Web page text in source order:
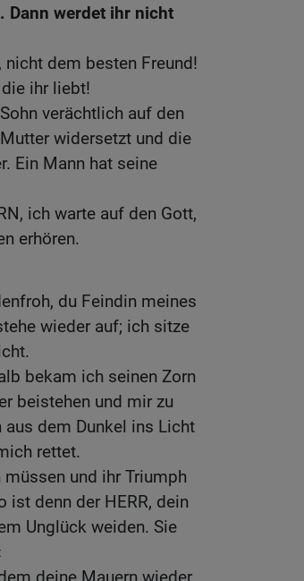
Dann werdet ihr nicht
dem besten Freund!
ihr liebt!
verächtlich auf den
widersetzt und die
Ein Mann hat seine
ich warte auf den Gott,
erhören.
du Feindin meines
wieder auf; ich sitze
bekam ich seinen Zorn
beistehen und mir zu
dem Dunkel ins Licht
rettet.
und ihr Triumph
ist denn der HERR, dein
Unglück weiden. Sie